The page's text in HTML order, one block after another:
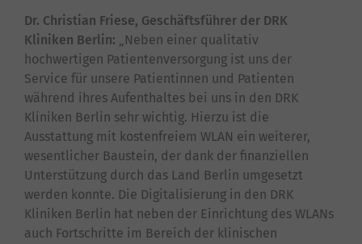
Dr. Christian Friese, Geschäftsführer der DRK
Kliniken Berlin: „Neben einer qualitativ
hochwertigen Patientenversorgung ist uns der
Service für unsere Patientinnen und Patienten
während ihres Aufenthaltes bei uns in den DRK
Kliniken Berlin sehr wichtig. Hierzu ist die
Ausstattung mit kostenfreiem WLAN ein weiterer,
wesentlicher Baustein, der dank der finanziellen
Unterstützung durch das Land Berlin umgesetzt
werden konnte. Die Digitalisierung in den DRK
Kliniken Berlin hat neben der Einrichtung des WLANs
auch Fortschritte im Bereich der klinischen